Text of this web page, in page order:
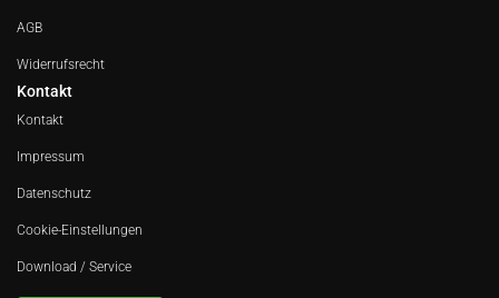
AGB
Widerrufsrecht
Kontakt
Kontakt
Impressum
Datenschutz
Cookie-Einstellungen
Download / Service